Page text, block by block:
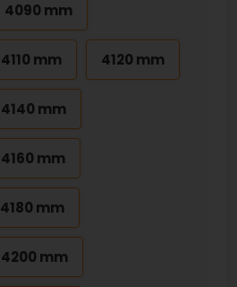
4090 mm
4110 mm 4120 mm
4140 mm
4160 mm
4180 mm
4200 mm